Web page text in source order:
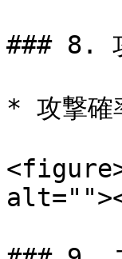
### 8.
* 攻撃確